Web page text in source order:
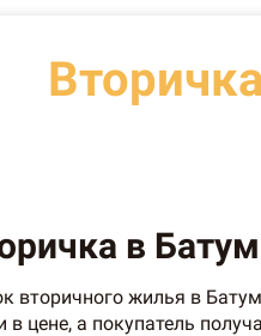
в
вторичного жилья в
в цене, а покупатель